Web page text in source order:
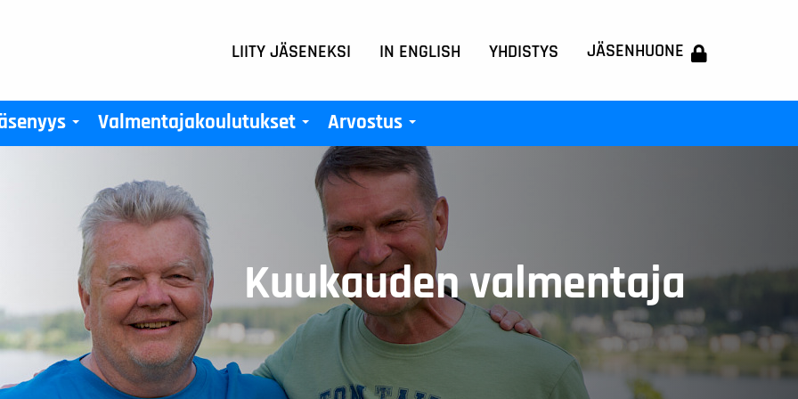
LIITY JÄSENEKSI IN ENGLISH YHDISTYS JÄSENHUONE
Valmentajakoulutukset Arvostus
Kuukauden valmentaja